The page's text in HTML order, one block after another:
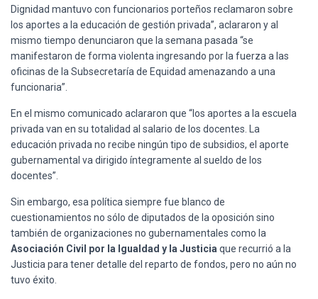
Dignidad mantuvo con funcionarios porteños reclamaron sobre
los aportes a la educación de gestión privada”, aclararon y al
mismo tiempo denunciaron que la semana pasada “se
manifestaron de forma violenta ingresando por la fuerza a las
oficinas de la Subsecretaría de Equidad amenazando a una
funcionaria”.
En el mismo comunicado aclararon que “los aportes a la escuela
privada van en su totalidad al salario de los docentes. La
educación privada no recibe ningún tipo de subsidios, el aporte
gubernamental va dirigido íntegramente al sueldo de los
docentes”.
Sin embargo, esa política siempre fue blanco de
cuestionamientos no sólo de diputados de la oposición sino
también de organizaciones no gubernamentales como la
Asociación Civil por la Igualdad y la Justicia que recurrió a la
Justicia para tener detalle del reparto de fondos, pero no aún no
tuvo éxito.